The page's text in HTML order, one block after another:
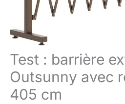
Test : barrière
Outsunny avec
405 cm